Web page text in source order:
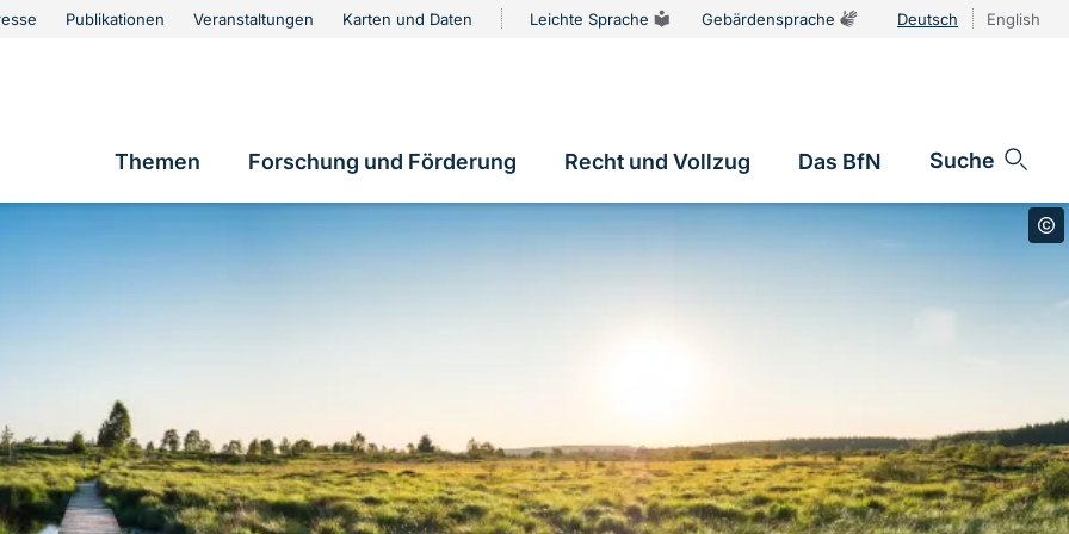
Publikationen Veranstaltungen Karten und Daten Leichte Sprache Gebärdensprache Deutsch English
Hauptnavigation
Themen Forschung und Förderung Recht und Vollzug Das BfN Suche